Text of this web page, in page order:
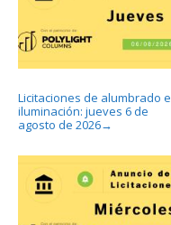
Licitaciones de alumbrado e
iluminación: jueves 6 de
agosto de 2026→